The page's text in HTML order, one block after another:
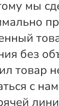
мы
без
товар
с